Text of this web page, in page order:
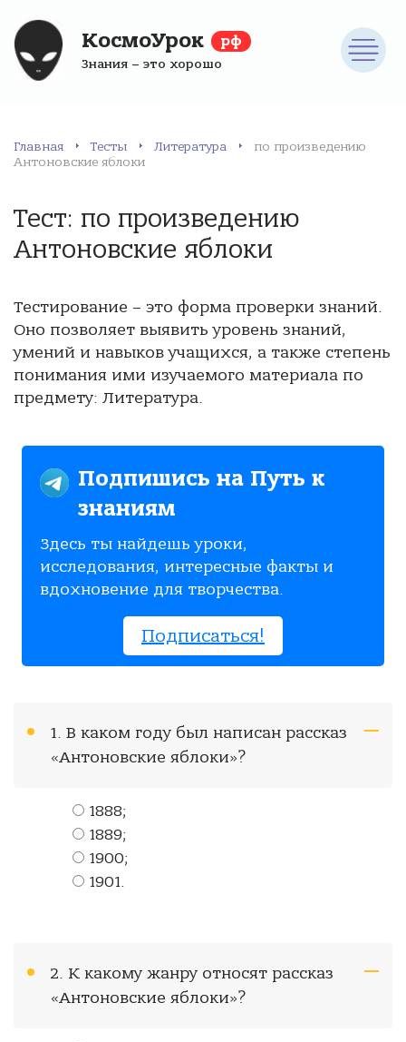
КосмоУрок рф
Знания – это хорошо
Главная Тесты Литература
по произведению
Антоновские яблоки
Тест: по произведению
Антоновские яблоки
Тестирование – это форма проверки знаний.
Оно позволяет выявить уровень знаний,
умений и навыков учащихся, а также степень
понимания ими изучаемого материала по
предмету: Литература.
Подпишись на Путь к
знаниям
Здесь ты найдешь уроки,
исследования, интересные факты и
вдохновение для творчества.
Подписаться!
1. В каком году был написан рассказ
«Антоновские яблоки»?
1888;
1889;
1900;
1901.
2. К какому жанру относят рассказ
«Антоновские яблоки»?